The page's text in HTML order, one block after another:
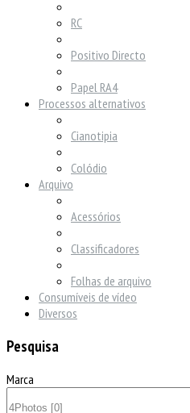
RC
Positivo Directo
Papel RA4
Processos alternativos
Cianotipia
Colódio
Arquivo
Acessórios
Classificadores
Folhas de arquivo
Consumíveis de vídeo
Diversos
Pesquisa
Marca